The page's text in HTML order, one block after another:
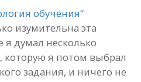
обучения“
изумительна эта
я думал несколько
которую я потом выбрал
задания, и ничего не